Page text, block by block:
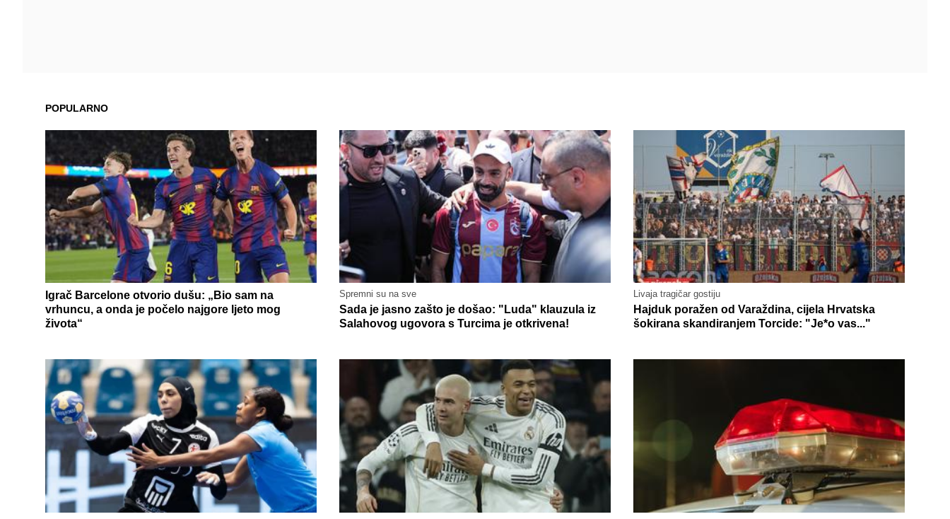
POPULARNO
Igrač Barcelone otvorio dušu: „Bio sam na
vrhuncu, a onda je počelo najgore ljeto mog
života“
Spremni su na sve
Sada je jasno zašto je došao: "Luda" klauzula iz
Salahovog ugovora s Turcima je otkrivena!
Livaja tragičar gostiju
Hajduk poražen od Varaždina, cijela Hrvatska
šokirana skandiranjem Torcide: "Je*o vas..."